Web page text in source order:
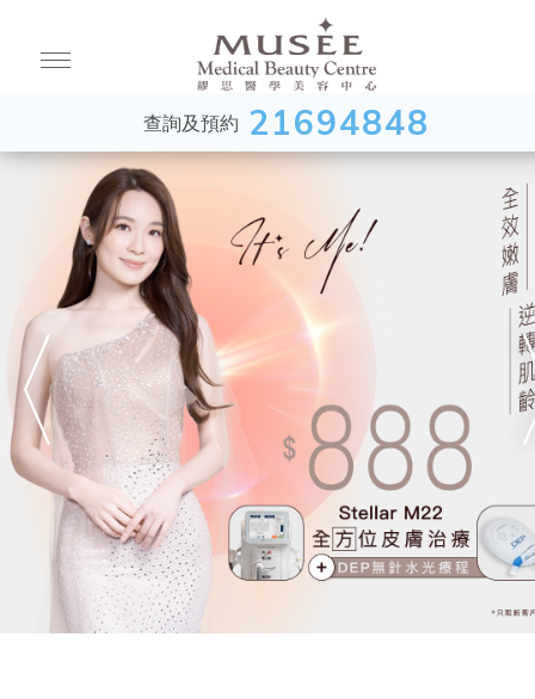
查詢及預約 21694848